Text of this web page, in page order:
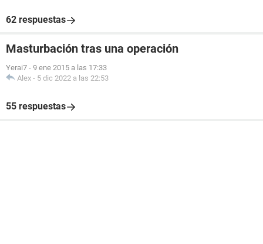
62 respuestas
Masturbación tras una operación
Yerai7 - 9 ene 2015 a las 17:33
Alex - 5 dic 2022 a las 22:53
55 respuestas